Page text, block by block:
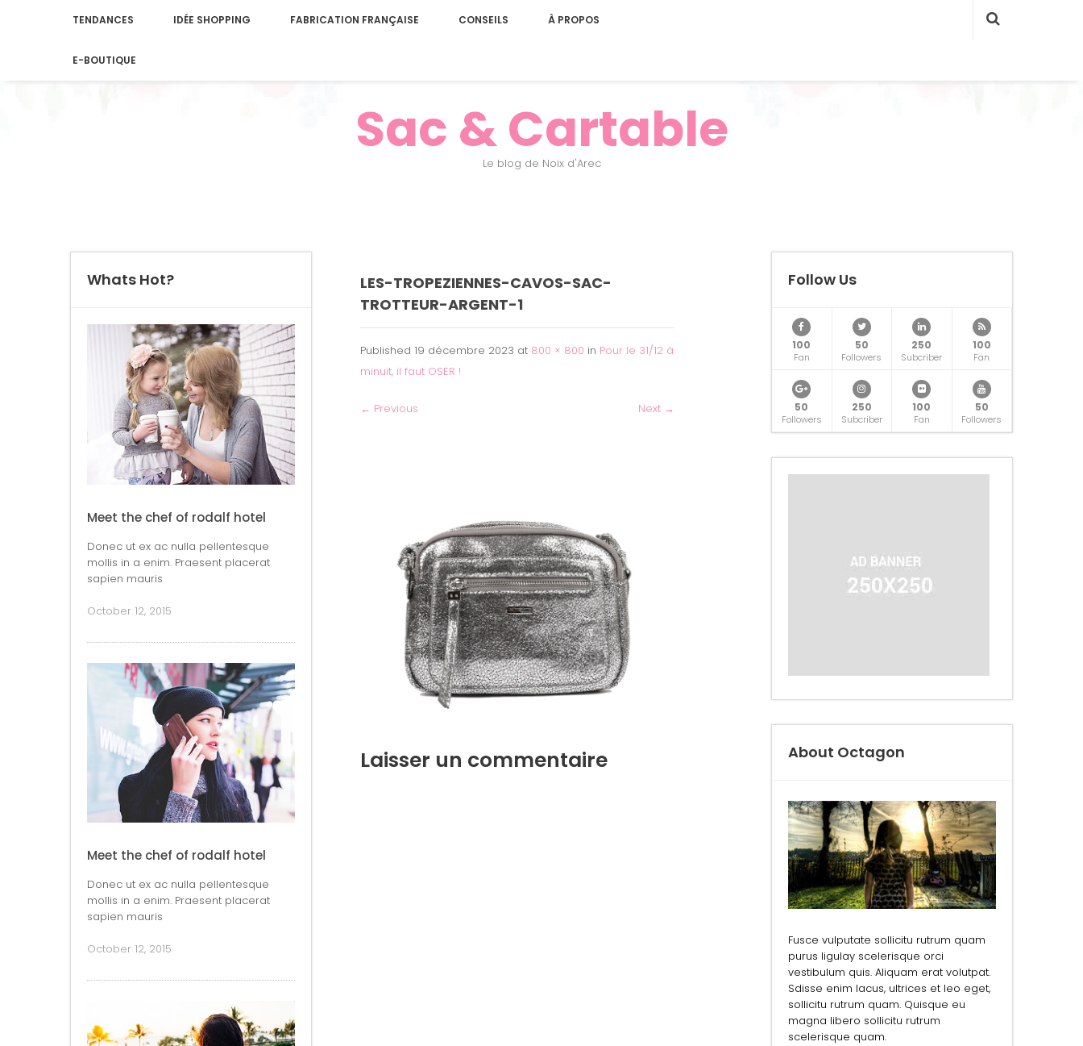
TENDANCES IDÉE SHOPPING FABRICATION FRANÇAISE CONSEILS À PROPOS
E-BOUTIQUE
Sac & Cartable
Le blog de Noix d'Arec
Whats Hot?
Meet the chef of rodalf hotel
Donec ut ex ac nulla pellentesque
mollis in a enim. Praesent placerat
sapien mauris
October 12, 2015
Meet the chef of rodalf hotel
Donec ut ex ac nulla pellentesque
mollis in a enim. Praesent placerat
sapien mauris
October 12, 2015
LES-TROPEZIENNES-CAVOS-SAC-
TROTTEUR-ARGENT-1
Published 19 décembre 2023 at 800 × 800 in Pour le 31/12 à
minuit, il faut OSER !
← Previous Next →
Laisser un commentaire
Follow Us
100
Fan
50
Followers
250
Subcriber
100
Fan
50
Followers
250
Subcriber
100
Fan
50
Followers
About Octagon
Fusce vulputate sollicitu rutrum quam
purus ligulay scelerisque orci
vestibulum quis. Aliquam erat volutpat.
Sdisse enim lacus, ultrices et leo eget,
sollicitu rutrum quam. Quisque eu
magna libero sollicitu rutrum
scelerisque quam.